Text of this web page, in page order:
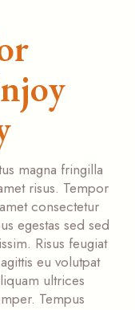
magna fringilla
risus. Tempor
consectetur
egestas sed sed
Risus feugiat
eu volutpat
ultrices
Tempus